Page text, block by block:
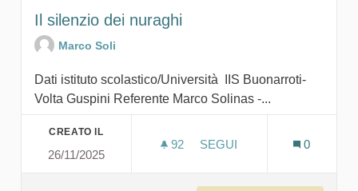
Il silenzio dei nuraghi
Marco Soli
Dati istituto scolastico/Università IIS Buonarroti-
Volta Guspini Referente Marco Solinas -...
CREATO IL
26/11/2025
92 92 SOSTENITORI
SEGUI
0